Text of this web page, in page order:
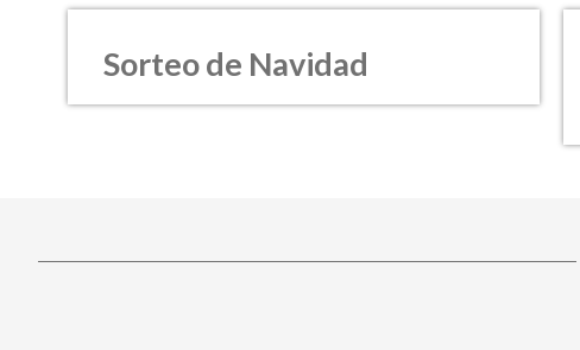
Sorteo de Navidad